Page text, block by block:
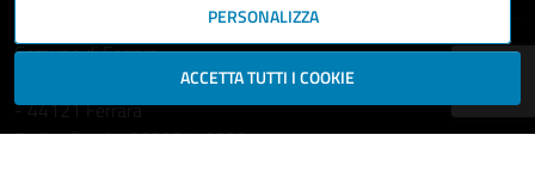
Comune di Ferrara
Piazza del Municipio, 2
- 44121 Ferrara
Codice fiscale: 00297110389
PERSONALIZZA
ACCETTA TUTTI I COOKIE